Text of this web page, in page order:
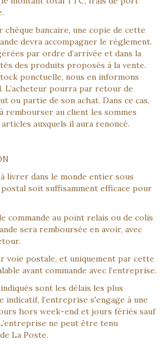
chèque bancaire, une copie de cette
devra accompagner le règlement.
par ordre d’arrivée et dans la
des produits proposés à la vente.
ponctuelle, nous en informons
L’acheteur pourra par retour de
ou partie de son achat. Dans ce cas,
rembourser au client les sommes
auxquels il aura renoncé.
à livrer dans le monde entier sous
soit suffisamment efficace pour
commande au point relais ou de colis
sera remboursée en avoir, avec
voie postale, et uniquement par cette
avant commande avec l’entreprise.
sont les délais les plus
l’entreprise s'engage à une
hors week-end et jours fériés sauf
ne peut être tenu
La Poste.